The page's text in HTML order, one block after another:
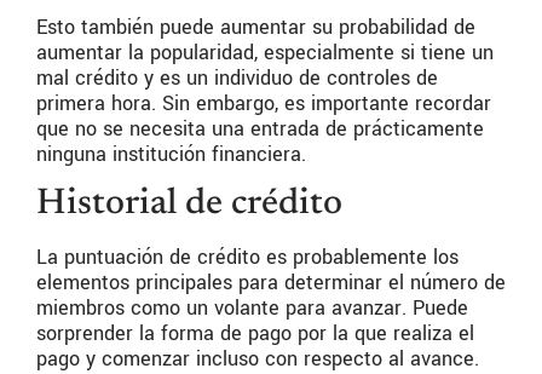
Esto también puede aumentar su probabilidad de
aumentar la popularidad, especialmente si tiene un
mal crédito y es un individuo de controles de
primera hora. Sin embargo, es importante recordar
que no se necesita una entrada de prácticamente
ninguna institución financiera.
Historial de crédito
La puntuación de crédito es probablemente los
elementos principales para determinar el número de
miembros como un volante para avanzar. Puede
sorprender la forma de pago por la que realiza el
pago y comenzar incluso con respecto al avance.